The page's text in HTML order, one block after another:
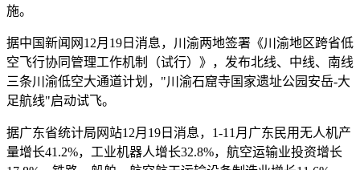
施。
据中国新闻网12月19日消息，川渝两地签署《川渝地区跨省低
空飞行协同管理工作机制（试行）》，发布北线、中线、南线
三条川渝低空大通道计划，"川渝石窟寺国家遗址公园安岳-大
足航线"启动试飞。
据广东省统计局网站12月19日消息，1-11月广东民用无人机产
量增长41.2%，工业机器人增长32.8%，航空运输业投资增长